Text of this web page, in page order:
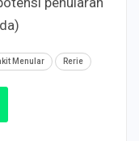
Menular Rerie